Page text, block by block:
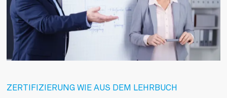
ZERTIFIZIERUNG WIE AUS DEM LEHRBUCH